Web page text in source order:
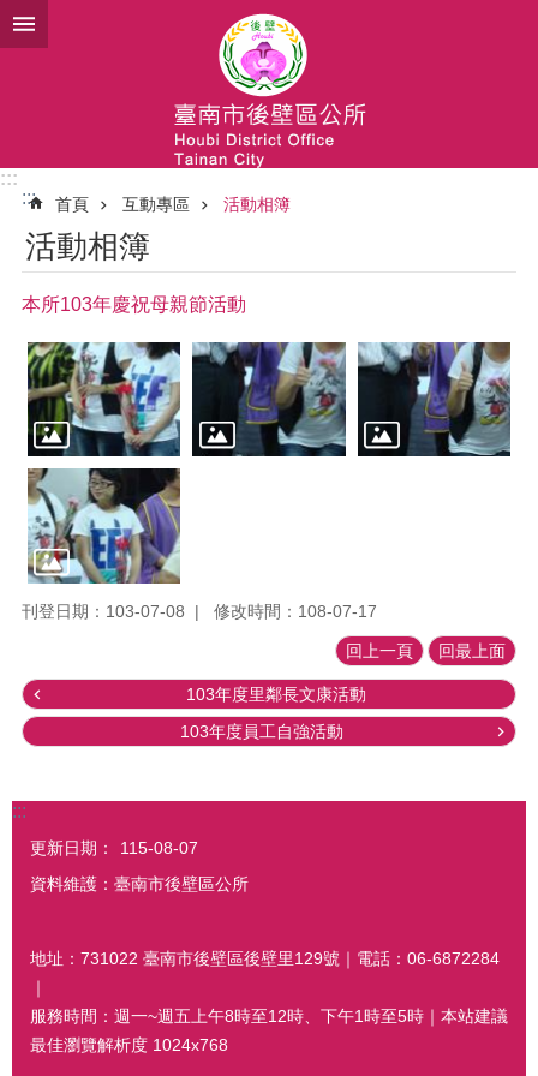
跳到主要內容區塊
:::
:::
首頁 互動專區 活動相簿
活動相簿
本所103年慶祝母親節活動
刊登日期：103-07-08 修改時間：108-07-17
回上一頁 回最上面
103年度里鄰長文康活動
103年度員工自強活動
:::
更新日期：
115-08-07
資料維護：臺南市後壁區公所
地址：731022 臺南市後壁區後壁里129號｜電話：06-6872284
｜
服務時間：週一~週五上午8時至12時、下午1時至5時｜本站建議
最佳瀏覽解析度 1024x768